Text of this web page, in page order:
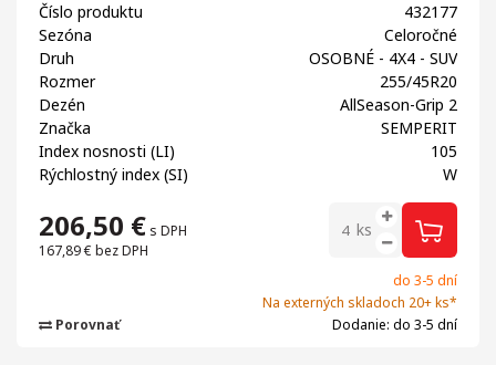
Číslo produktu
432177
Sezóna
Celoročné
Druh
OSOBNÉ - 4X4 - SUV
Rozmer
255/45R20
Dezén
AllSeason-Grip 2
Značka
SEMPERIT
Index nosnosti (LI)
105
Rýchlostný index (SI)
W
206,50 € s DPH
167,89 € bez DPH
ks
do 3-5 dní
Na externých skladoch 20+ ks*
Dodanie: do 3-5 dní
Porovnať